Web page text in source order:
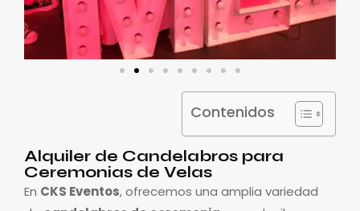
Contenidos
Alquiler de Candelabros para
Ceremonias de Velas
En CKS Eventos, ofrecemos una amplia variedad